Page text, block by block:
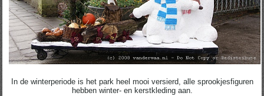
In de winterperiode is het park heel mooi versierd, alle sprookjesfiguren
hebben winter- en kerstkleding aan.